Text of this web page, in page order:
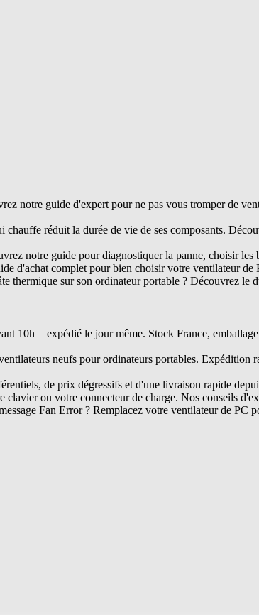
notre guide d'expert pour ne pas vous tromper de
chauffe réduit la durée de vie de ses composants.
notre guide pour diagnostiquer la panne, choisir les
d'achat complet pour bien choisir votre ventilateur
thermique sur son ordinateur portable ? Découvrez le
10h = expédié le jour même. Stock France,
neufs pour ordinateurs portables. Expédition
de prix dégressifs et d'une livraison rapide
ou votre connecteur de charge. Nos conseils
Fan Error ? Remplacez votre ventilateur de PC